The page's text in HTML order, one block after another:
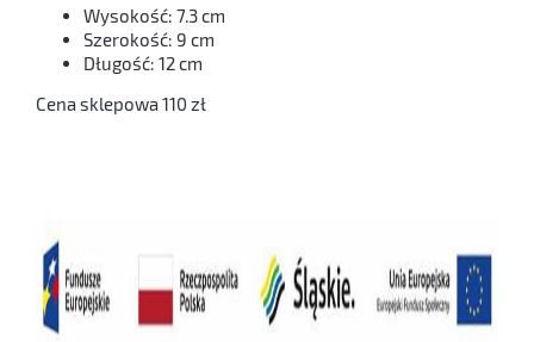
Wysokość: 7.3 cm
Szerokość: 9 cm
Długość: 12 cm
Cena sklepowa 110 zł